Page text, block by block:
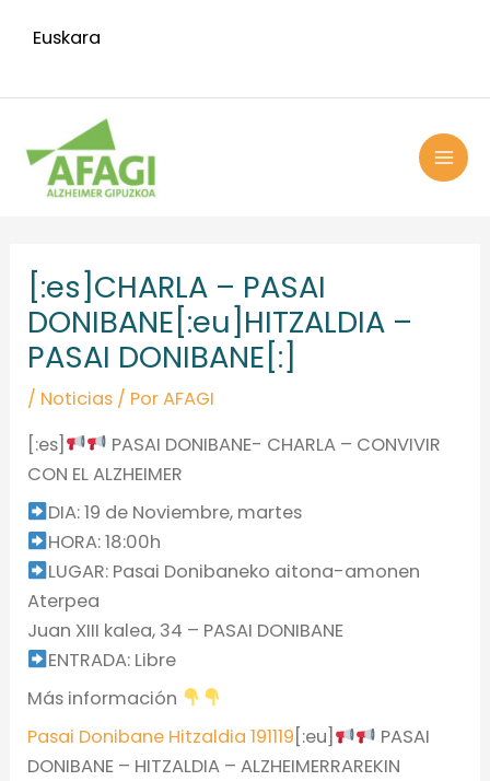
Euskara
[:es]CHARLA – PASAI
DONIBANE[:eu]HITZALDIA –
PASAI DONIBANE[:]
/ Noticias / PorAFAGI
[:es]
PASAI DONIBANE- CHARLA – CONVIVIR
CON EL ALZHEIMER
DIA: 19 de Noviembre, martes
HORA: 18:00h
LUGAR: Pasai Donibaneko aitona-amonen
Aterpea
Juan XIII kalea, 34 – PASAI DONIBANE
ENTRADA: Libre
Más información
Pasai Donibane Hitzaldia 191119 [:eu]
PASAI
DONIBANE – HITZALDIA – ALZHEIMERRAREKIN
entradas